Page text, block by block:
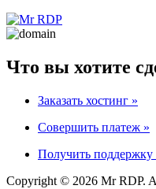
Что вы хотите
Заказать хостинг »
Совершить платеж »
Получить поддержку
Copyright © 2026 Mr RDP.